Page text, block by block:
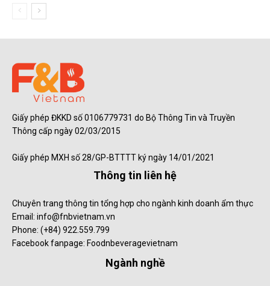
Giấy phép ĐKKD số 0106779731 do Bộ Thông Tin và Truyền
Thông cấp ngày 02/03/2015
Giấy phép MXH số 28/GP-BTTTT ký ngày 14/01/2021
Thông tin liên hệ
Chuyên trang thông tin tổng hợp cho ngành kinh doanh ẩm thực
Email: info@fnbvietnam.vn
Phone: (+84) 922.559.799
Facebook fanpage: Foodnbeveragevietnam
Ngành nghề